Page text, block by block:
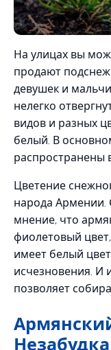
На улицах вы
продают
девушек и
нелегко
видов и разных
белый. В
распространены
Цветение
народа Армении.
мнение, что
фиолетовый
имеет белый
исчезновения. И
позволяет
Незабудка